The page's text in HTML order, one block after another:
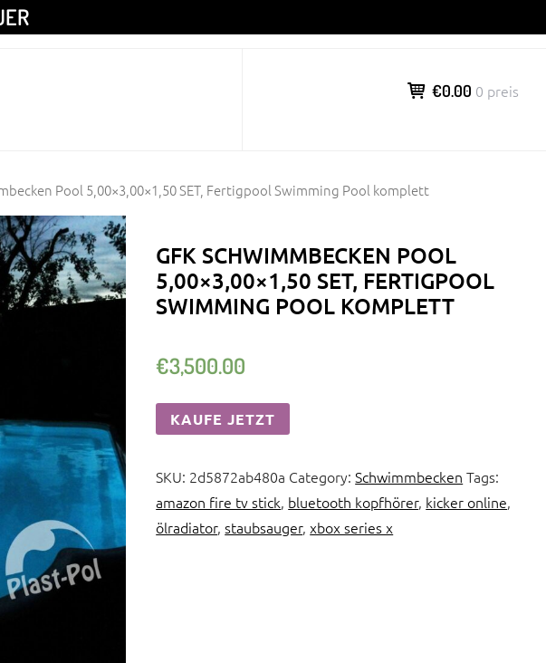
€0.00 0 preis
Pool 5,00×3,00×1,50 SET, Fertigpool Swimming Pool komplett
GFK SCHWIMMBECKEN POOL
5,00×3,00×1,50 SET, FERTIGPOOL
SWIMMING POOL KOMPLETT
€3,500.00
KAUFE JETZT
SKU: 2d5872ab480a Category:Schwimmbecken Tags:
amazon fire tv stick, bluetooth kopfhörer, kicker online,
ölradiator,staubsauger,xbox series x